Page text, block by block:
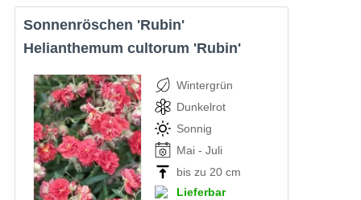
Sonnenröschen 'Rubin'
Helianthemum cultorum 'Rubin'
Wintergrün
Dunkelrot
Sonnig
Mai - Juli
bis zu 20 cm
Lieferbar